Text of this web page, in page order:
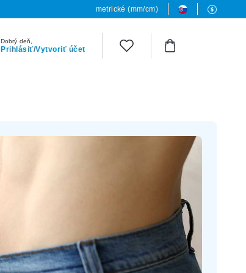
metrické (mm/cm)
Dobrý deň,
Prihlásiť/Vytvoriť účet